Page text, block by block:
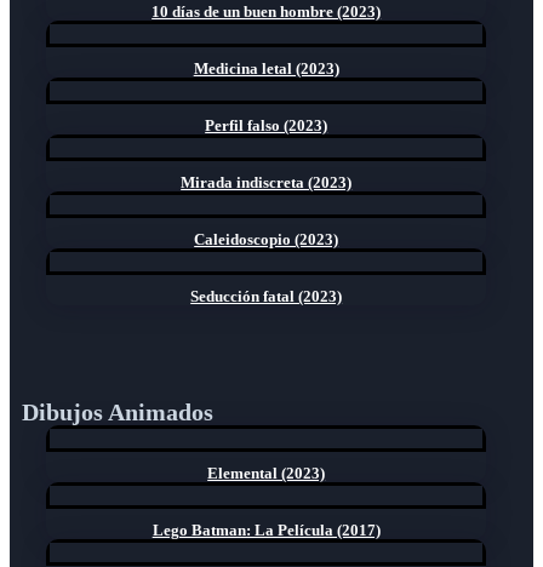
10 días de un buen hombre (2023)
Medicina letal (2023)
Perfil falso (2023)
Mirada indiscreta (2023)
Caleidoscopio (2023)
Seducción fatal (2023)
Dibujos Animados
Elemental (2023)
Lego Batman: La Película (2017)